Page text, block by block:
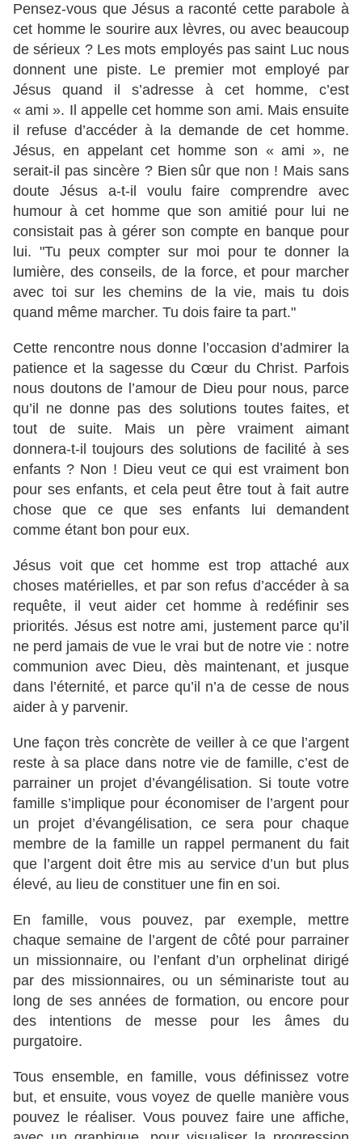
Pensez-vous que Jésus a raconté cette parabole à
cet homme le sourire aux lèvres, ou avec beaucoup
de sérieux ? Les mots employés pas saint Luc nous
donnent une piste. Le premier mot employé par
Jésus quand il s’adresse à cet homme, c’est
« ami ». Il appelle cet homme son ami. Mais ensuite
il refuse d’accéder à la demande de cet homme.
Jésus, en appelant cet homme son « ami », ne
serait-il pas sincère ? Bien sûr que non ! Mais sans
doute Jésus a-t-il voulu faire comprendre avec
humour à cet homme que son amitié pour lui ne
consistait pas à gérer son compte en banque pour
lui. "Tu peux compter sur moi pour te donner la
lumière, des conseils, de la force, et pour marcher
avec toi sur les chemins de la vie, mais tu dois
quand même marcher. Tu dois faire ta part."
Cette rencontre nous donne l’occasion d’admirer la
patience et la sagesse du Cœur du Christ. Parfois
nous doutons de l’amour de Dieu pour nous, parce
qu’il ne donne pas des solutions toutes faites, et
tout de suite. Mais un père vraiment aimant
donnera-t-il toujours des solutions de facilité à ses
enfants ? Non ! Dieu veut ce qui est vraiment bon
pour ses enfants, et cela peut être tout à fait autre
chose que ce que ses enfants lui demandent
comme étant bon pour eux.
Jésus voit que cet homme est trop attaché aux
choses matérielles, et par son refus d’accéder à sa
requête, il veut aider cet homme à redéfinir ses
priorités. Jésus est notre ami, justement parce qu’il
ne perd jamais de vue le vrai but de notre vie : notre
communion avec Dieu, dès maintenant, et jusque
dans l’éternité, et parce qu’il n’a de cesse de nous
aider à y parvenir.
Une façon très concrète de veiller à ce que l’argent
reste à sa place dans notre vie de famille, c’est de
parrainer un projet d’évangélisation. Si toute votre
famille s’implique pour économiser de l’argent pour
un projet d’évangélisation, ce sera pour chaque
membre de la famille un rappel permanent du fait
que l’argent doit être mis au service d’un but plus
élevé, au lieu de constituer une fin en soi.
En famille, vous pouvez, par exemple, mettre
chaque semaine de l’argent de côté pour parrainer
un missionnaire, ou l’enfant d’un orphelinat dirigé
par des missionnaires, ou un séminariste tout au
long de ses années de formation, ou encore pour
des intentions de messe pour les âmes du
purgatoire.
Tous ensemble, en famille, vous définissez votre
but, et ensuite, vous voyez de quelle manière vous
pouvez le réaliser. Vous pouvez faire une affiche,